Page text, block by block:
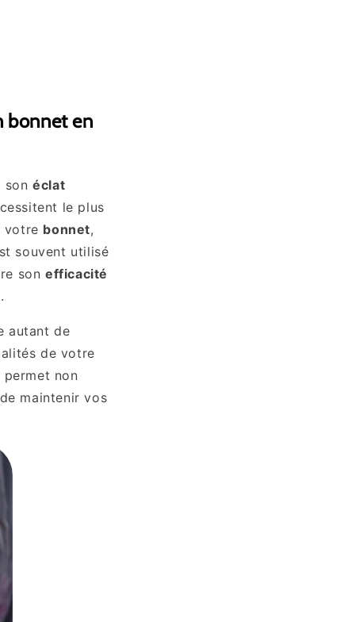
bonnet en
sonéclat
le plus
bonnet,
souvent utilisé
sonefficacité
autant de
de votre
non
maintenir vos